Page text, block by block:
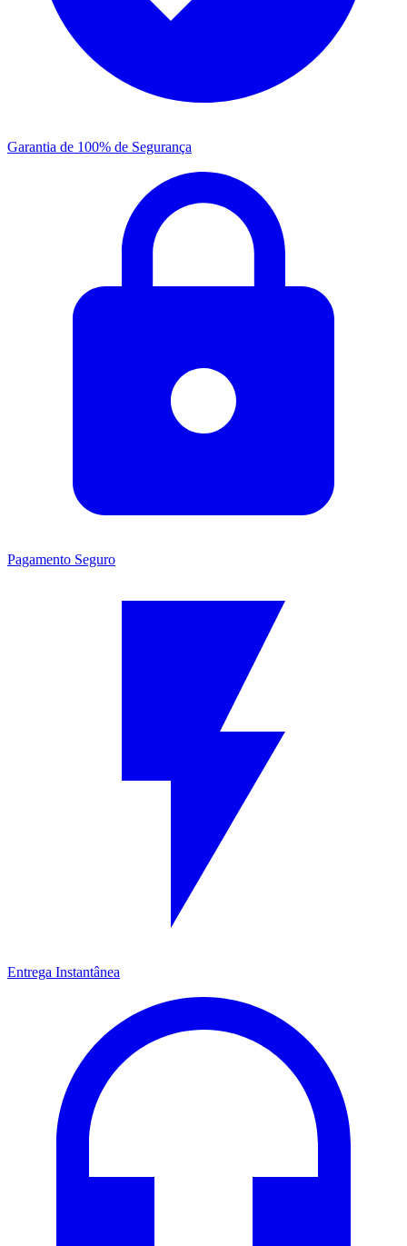
Garantia de 100% de Segurança
Pagamento Seguro
Entrega Instantânea